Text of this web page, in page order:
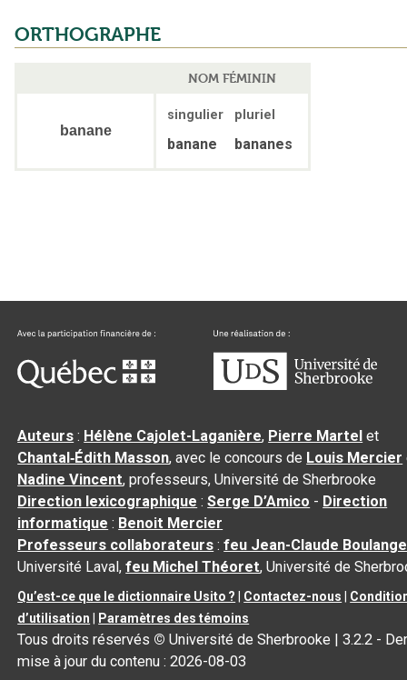
ORTHOGRAPHE
NOM FÉMININ
banane
singulier pluriel
banane bananes
Auteurs : Hélène Cajolet-Laganière, Pierre Martel et
Chantal‑Édith Masson, avec le concours de Louis Mercier
Nadine Vincent, professeurs, Université de Sherbrooke
Direction lexicographique :Serge D’Amico - Direction
informatique : Benoit Mercier
Professeurs collaborateurs :feu Jean-Claude
Université Laval,feu Michel Théoret, Université de
Qu’est-ce que le dictionnaire Usito ? Contactez-nous
d’utilisation
Paramètres des témoins
Tous droits réservés © Université de Sherbrooke |3.2.2 -
mise à jour du contenu :2026-08-03